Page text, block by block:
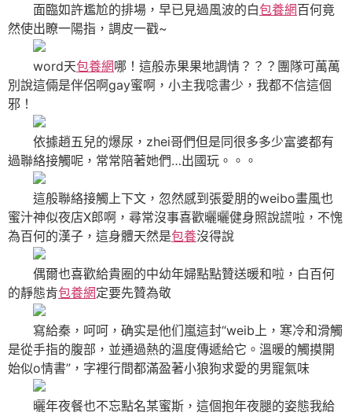
面臨如許尷尬的排場，早已見過風波的白包養網百何竟
然使出瞭一陽指，調皮一戳~
word天包養網哪！這般赤果果地調情？？？團隊可萬萬
別說這倆是伴侶啊gay蜜啊，小主我唸書少，我都不信這個
邪！
依據趙五兒的爆尿，zhei哥們但是同很多多少富婆都有
過聯絡接觸呢，常常陪著她們…出國玩。。。
這般聯絡接觸上下文，忽然感到張愛朋的weibo畫風也
蜜汁神似夜店X郎啊，尋常沒事喜歡曬曬健身照說謊啦，不愧
為百何的漢子，這身體天然是包養沒得說
偶爾也喜歡給貴圈的中幼年婦點點贊送暖和啦，白百何
的靜態肯包養網定要先贊為敬
寫給秦，呵呵，确实是他们嵐這封“weib上，寒冷和滑觸
是從手指的腹部，並通過熱的溫度傳遞給它。溫暖的觸摸開
始似o情書”，字裡行間都滿盈著小狼狗求愛的男寵氣味
曬年夜餐也不忘點名某蜜斯，這個抱年夜腿的姿態我給